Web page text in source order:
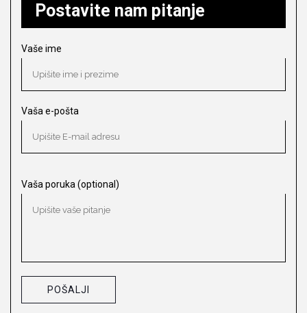
Postavite nam pitanje
Vaše ime
Vaša e-pošta
Vaša poruka (optional)